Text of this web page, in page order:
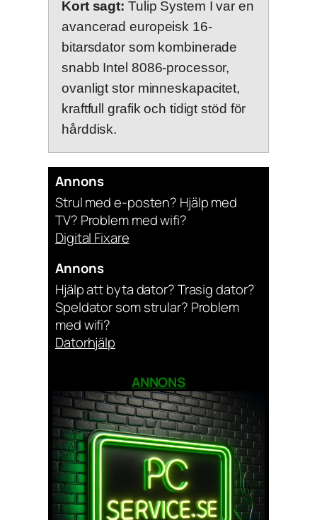
Kort sagt: Tulip System I var en
avancerad europeisk 16-
bitarsdator som kombinerade
snabb Intel 8086-processor,
ovanligt stor minneskapacitet,
kraftfull grafik och tidigt stöd för
hårddisk.
Annons
Strul med e-posten? Hjälp med
TV? Problem med wifi?
Digital Fixare
Annons
Hjälp att byta dator? Trasig dator?
Speldator som strular? Problem
med wifi?
Datorhjälp
ANNONS